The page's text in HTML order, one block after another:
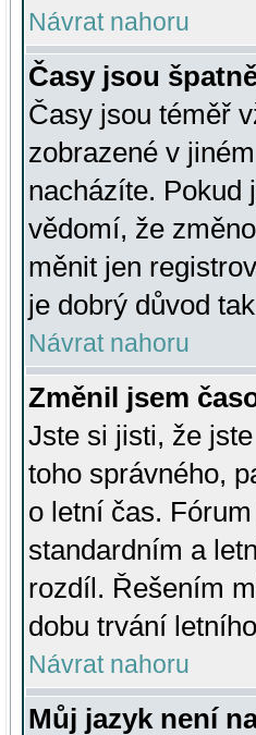
Návrat nahoru
Časy jsou
Časy jsou téměř
zobrazené v
nacházíte. Pokud
vědomí, že
měnit jen
je dobrý důvod
Návrat nahoru
Změnil jsem
Jste si jisti, že
toho správného,
o letní čas.
standardním a
rozdíl. Řešením
dobu trvání
Návrat nahoru
Můj jazyk není